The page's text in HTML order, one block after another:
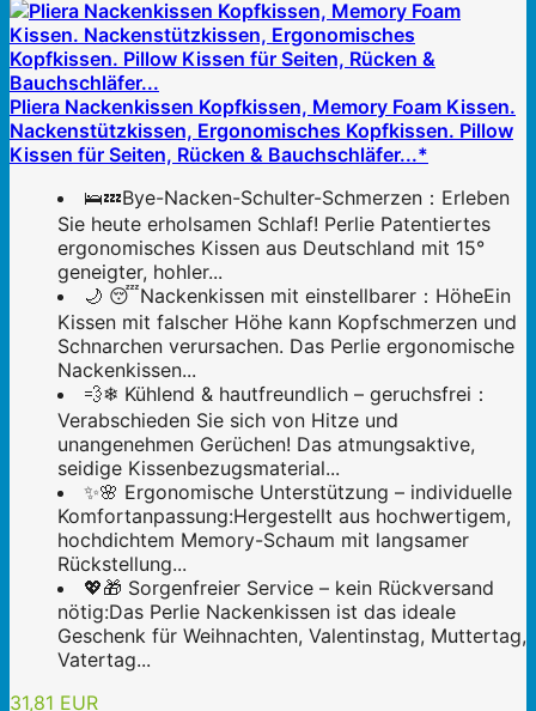
Pliera Nackenkissen Kopfkissen, Memory Foam Kissen.
Nackenstützkissen, Ergonomisches Kopfkissen. Pillow
Kissen für Seiten, Rücken & Bauchschläfer...*
🛌💤Bye-Nacken-Schulter-Schmerzen：Erleben
Sie heute erholsamen Schlaf! Perlie Patentiertes
ergonomisches Kissen aus Deutschland mit 15°
geneigter, hohler...
🌙 😴Nackenkissen mit einstellbarer：HöheEin
Kissen mit falscher Höhe kann Kopfschmerzen und
Schnarchen verursachen. Das Perlie ergonomische
Nackenkissen...
💨❄ Kühlend & hautfreundlich – geruchsfrei：
Verabschieden Sie sich von Hitze und
unangenehmen Gerüchen! Das atmungsaktive,
seidige Kissenbezugsmaterial...
✨🌸 Ergonomische Unterstützung – individuelle
Komfortanpassung:Hergestellt aus hochwertigem,
hochdichtem Memory-Schaum mit langsamer
Rückstellung...
💖🎁 Sorgenfreier Service – kein Rückversand
nötig:Das Perlie Nackenkissen ist das ideale
Geschenk für Weihnachten, Valentinstag, Muttertag,
Vatertag...
31,81 EUR